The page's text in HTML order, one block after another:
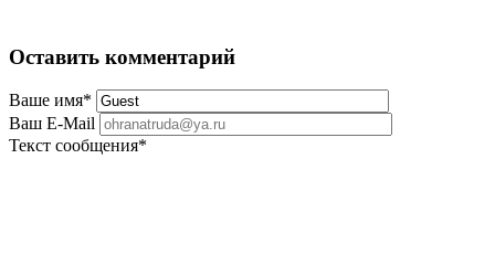
Оставить комментарий
Ваше имя*
Ваш E-Mail
Текст сообщения*